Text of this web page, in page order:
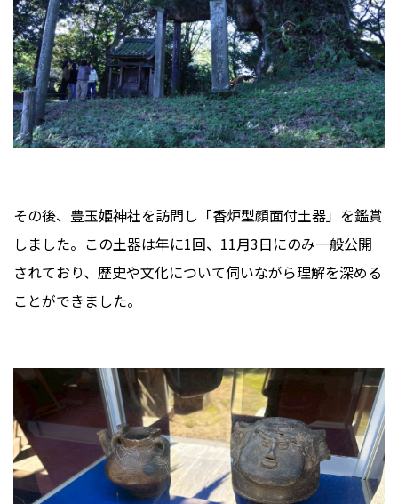
その後、豊玉姫神社を訪問し「香炉型顔面付土器」を鑑賞
しました。この土器は年に1回、11月3日にのみ一般公開
されており、歴史や文化について伺いながら理解を深める
ことができました。